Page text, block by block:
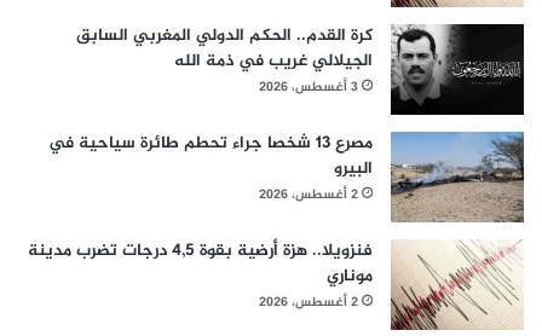
كرة القدم.. الحكم الدولي المغربي السابق
الجيلالي غريب في ذمة الله
3 أغسطس، 2026
مصرع 13 شخصا جراء تحطم طائرة سياحية في
البيرو
2 أغسطس، 2026
فنزويلا.. هزة أرضية بقوة 4,5 درجات تضرب مدينة
موناري
2 أغسطس، 2026